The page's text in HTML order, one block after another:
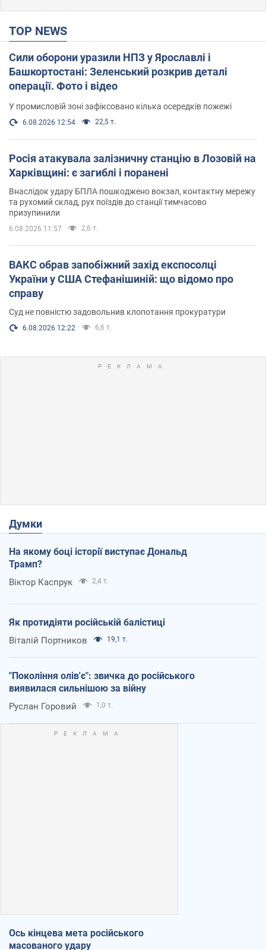
TOP NEWS
Сили оборони уразили НПЗ у Ярославлі і
Башкортостані: Зеленський розкрив деталі
операції. Фото і відео
У промисловій зоні зафіксовано кілька осередків пожежі
6.08.2026 12:54 22,5 т.
Росія атакувала залізничну станцію в Лозовій на
Харківщині: є загиблі і поранені
Внаслідок удару БПЛА пошкоджено вокзал, контактну мережу
та рухомий склад, рух поїздів до станції тимчасово
призупинили
6.08.2026 11:57 2,6 т.
ВАКС обрав запобіжний захід експосолці
України у США Стефанішиній: що відомо про
справу
Суд не повністю задовольнив клопотання прокуратури
6.08.2026 12:22 6,6 т.
Думки
На якому боці історії виступає Дональд
Трамп?
Віктор Каспрук 2,4 т.
Як протидіяти російській балістиці
Віталій Портников 19,1 т.
"Покоління олів'є": звичка до російського
виявилася сильнішою за війну
Руслан Горовий 1,0 т.
Ось кінцева мета російського
масованого удару